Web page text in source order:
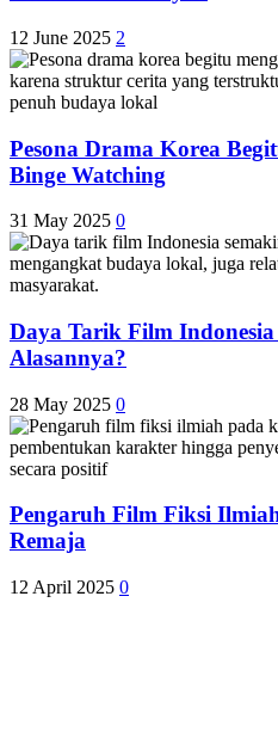
12 June 2025 2
Pesona Drama Korea
Binge Watching
31 May 2025 0
Daya Tarik Film
Alasannya?
28 May 2025 0
Pengaruh Film Fiksi
Remaja
12 April 2025 0